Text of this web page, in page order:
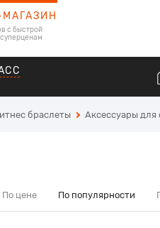
с быстрой
браслеты Аксессуары для
По цене По популярности